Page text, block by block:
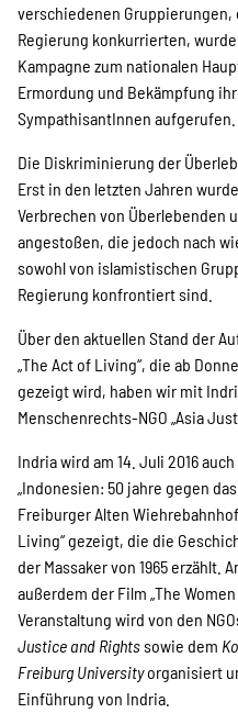
verschiedenen
Regierung konkurrierten,
Kampagne zum nationalen
Ermordung und Bekämpfung
SympathisantInnen aufgerufen.
Die Diskriminierung der
Erst in den letzten Jahren
Verbrechen von Überlebenden
angestoßen, die jedoch nach
sowohl von islamistischen
Regierung konfrontiert sind.
Über den aktuellen Stand der
„The Act of Living“, die ab
gezeigt wird, haben wir mit
Menschenrechts-NGO „Asia
Indria wird am 14. Juli 2016
„Indonesien: 50 jahre gegen
Freiburger Alten
Living“ gezeigt, die die
der Massaker von 1965 erzählt.
außerdem der Film „The
Veranstaltung wird von den
Justice and Rightssowie dem
Freiburg Universityorganisiert
Einführung von Indria.